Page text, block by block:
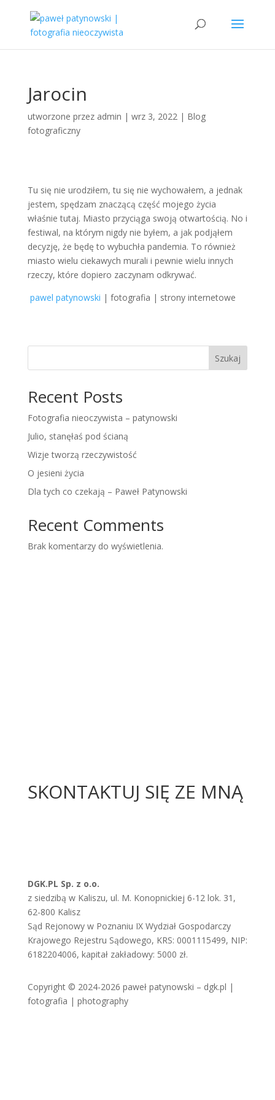
Jarocin
utworzone przez admin | wrz 3, 2022| Blog
fotograficzny
Tu się nie urodziłem, tu się nie wychowałem, a jednak
jestem, spędzam znaczącą część mojego życia
właśnie tutaj. Miasto przyciąga swoją otwartością. No i
festiwal, na którym nigdy nie byłem, a jak podjąłem
decyzję, że będę to wybuchła pandemia. To również
miasto wielu ciekawych murali i pewnie wielu innych
rzeczy, które dopiero zaczynam odkrywać.
pawel patynowski | fotografia | strony internetowe
Szukaj
Recent Posts
Fotografia nieoczywista – patynowski
Julio, stanęłaś pod ścianą
Wizje tworzą rzeczywistość
O jesieni życia
Dla tych co czekają – Paweł Patynowski
Recent Comments
Brak komentarzy do wyświetlenia.
SKONTAKTUJ SIĘ ZE MNĄ
DGK.PL Sp. z o.o.
z siedzibą w Kaliszu, ul. M. Konopnickiej 6-12 lok. 31,
62-800 Kalisz
Sąd Rejonowy w Poznaniu IX Wydział Gospodarczy
Krajowego Rejestru Sądowego, KRS: 0001115499, NIP:
6182204006, kapitał zakładowy: 5000 zł.
Copyright © 2024-2026 paweł patynowski – dgk.pl |
fotografia | photography